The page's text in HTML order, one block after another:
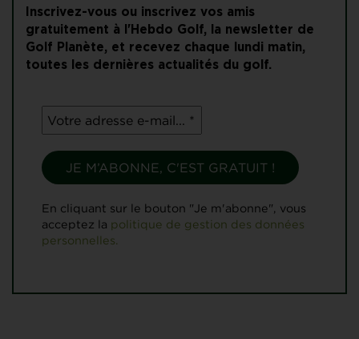
Inscrivez-vous ou inscrivez vos amis
gratuitement à l'Hebdo Golf, la newsletter de
Golf Planète, et recevez chaque lundi matin,
toutes les dernières actualités du golf.
En cliquant sur le bouton "Je m'abonne", vous
acceptez la politique de gestion des données
personnelles.